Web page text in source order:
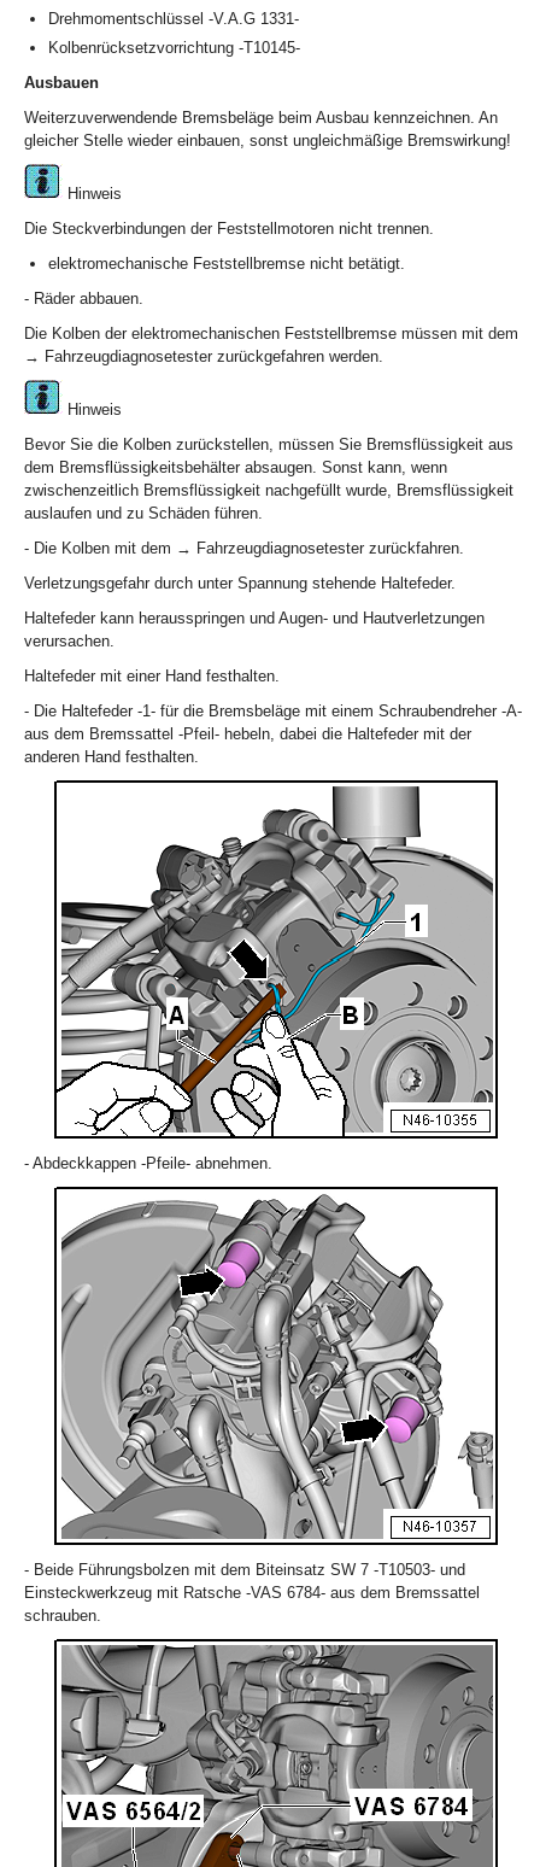
Drehmomentschlüssel -V.A.G 1331-
Kolbenrücksetzvorrichtung -T10145-
Ausbauen
Weiterzuverwendende Bremsbeläge beim Ausbau kennzeichnen. An
gleicher Stelle wieder einbauen, sonst ungleichmäßige Bremswirkung!
Hinweis
Die Steckverbindungen der Feststellmotoren nicht trennen.
elektromechanische Feststellbremse nicht betätigt.
- Räder abbauen.
Die Kolben der elektromechanischen Feststellbremse müssen mit dem
→ Fahrzeugdiagnosetester zurückgefahren werden.
Hinweis
Bevor Sie die Kolben zurückstellen, müssen Sie Bremsflüssigkeit aus
dem Bremsflüssigkeitsbehälter absaugen. Sonst kann, wenn
zwischenzeitlich Bremsflüssigkeit nachgefüllt wurde, Bremsflüssigkeit
auslaufen und zu Schäden führen.
- Die Kolben mit dem → Fahrzeugdiagnosetester zurückfahren.
Verletzungsgefahr durch unter Spannung stehende Haltefeder.
Haltefeder kann herausspringen und Augen- und Hautverletzungen
verursachen.
Haltefeder mit einer Hand festhalten.
- Die Haltefeder -1- für die Bremsbeläge mit einem Schraubendreher -A-
aus dem Bremssattel -Pfeil- hebeln, dabei die Haltefeder mit der
anderen Hand festhalten.
- Abdeckkappen -Pfeile- abnehmen.
- Beide Führungsbolzen mit dem Biteinsatz SW 7 -T10503- und
Einsteckwerkzeug mit Ratsche -VAS 6784- aus dem Bremssattel
schrauben.